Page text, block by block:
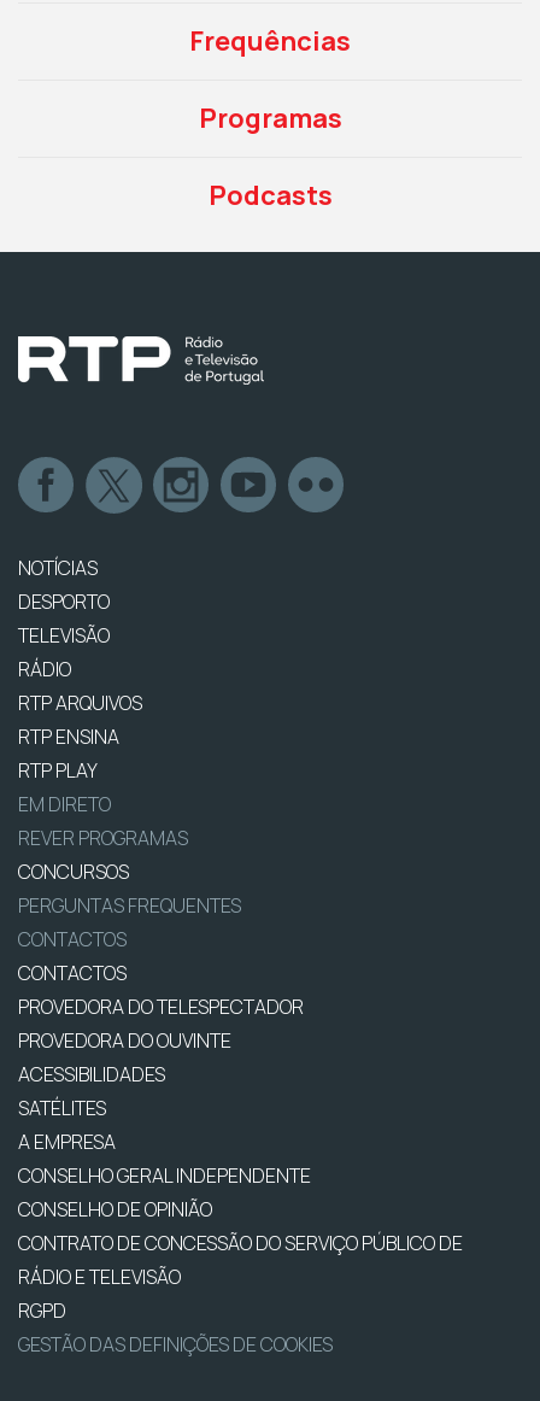
Frequências
Programas
Podcasts
NOTÍCIAS
DESPORTO
TELEVISÃO
RÁDIO
RTP ARQUIVOS
RTP ENSINA
RTP PLAY
EM DIRETO
REVER PROGRAMAS
CONCURSOS
PERGUNTAS FREQUENTES
CONTACTOS
CONTACTOS
PROVEDORA DO TELESPECTADOR
PROVEDORA DO OUVINTE
ACESSIBILIDADES
SATÉLITES
A EMPRESA
CONSELHO GERAL INDEPENDENTE
CONSELHO DE OPINIÃO
CONTRATO DE CONCESSÃO DO SERVIÇO PÚBLICO DE
RÁDIO E TELEVISÃO
RGPD
GESTÃO DAS DEFINIÇÕES DE COOKIES